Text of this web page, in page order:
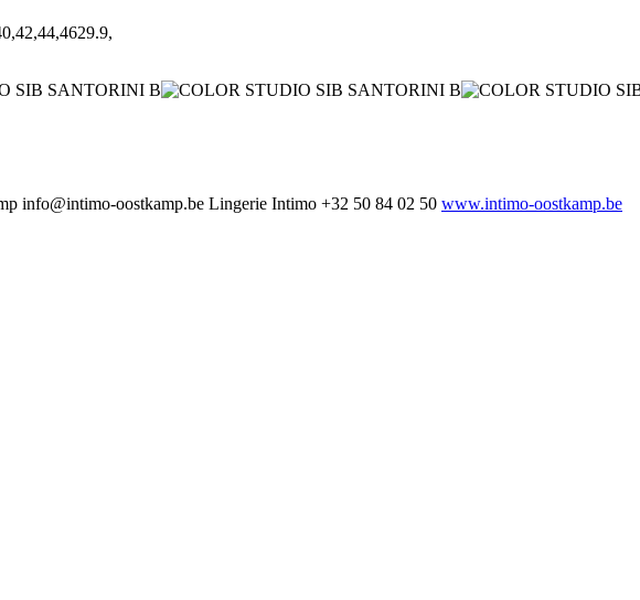
info@intimo-oostkamp.be Lingerie Intimo +32 50 84 02 50 www.intimo-oostkamp.be